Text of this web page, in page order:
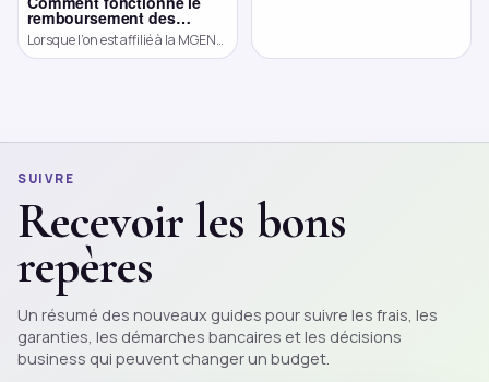
remboursement des
séances de psychologue
par la MGEN ?
Lorsque l’on est affilié à la MGEN
et que l’on envisage de consulter
périodes […]
SUIVRE
Recevoir les bons
repères
Un résumé des nouveaux guides pour suivre les frais, les
garanties, les démarches bancaires et les décisions
business qui peuvent changer un budget.